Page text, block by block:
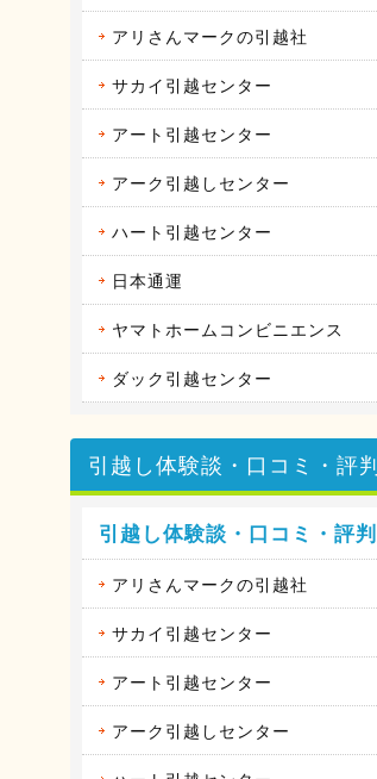
アリさんマークの引越社
サカイ引越センター
アート引越センター
アーク引越しセンター
ハート引越センター
日本通運
ヤマトホームコンビニエンス
ダック引越センター
引越し体験談・口コミ・評判
引越し体験談・口コミ・評判
アリさんマークの引越社
サカイ引越センター
アート引越センター
アーク引越しセンター